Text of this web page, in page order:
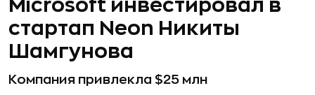
Microsoft инвестировал в
стартап Neon Никиты
Шамгунова
Компания привлекла $25 млн